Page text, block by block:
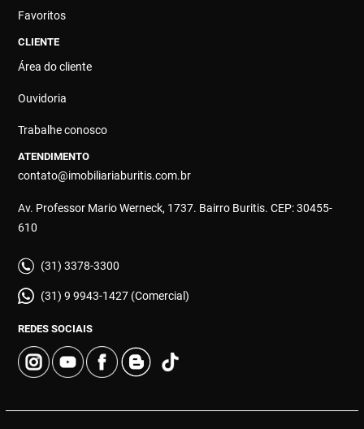
Favoritos
CLIENTE
Área do cliente
Ouvidoria
Trabalhe conosco
ATENDIMENTO
contato@imobiliariaburitis.com.br
Av. Professor Mario Werneck, 1737. Bairro Buritis. CEP: 30455-
610
(31) 3378-3300
(31) 9 9943-1427 (Comercial)
REDES SOCIAIS